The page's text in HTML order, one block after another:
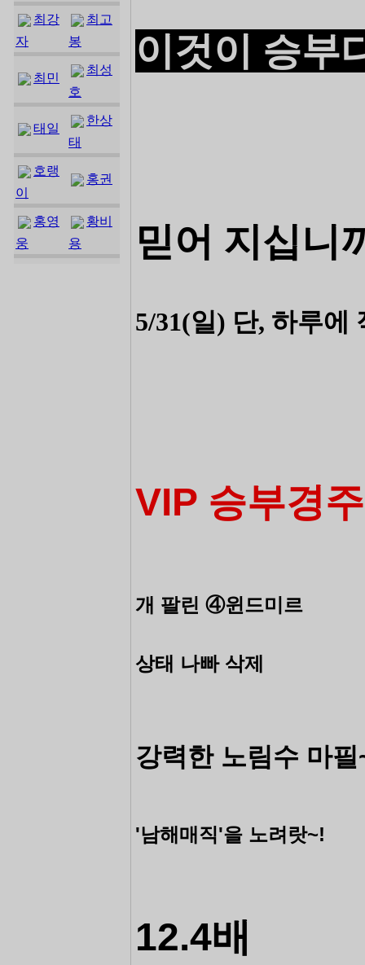
최강
자
최고
봉
최민
최성
호
태일
한상
태
호랭
이
홍권
홍영
웅
황비
용
이것이 승부
믿어 지십니
5/31(일) 단, 하루에
VIP 승부경주
개 팔린 ④윈드미르
상태 나빠 삭제
강력한 노림수 마필
'남해매직'을 노려랏~!
12.4배